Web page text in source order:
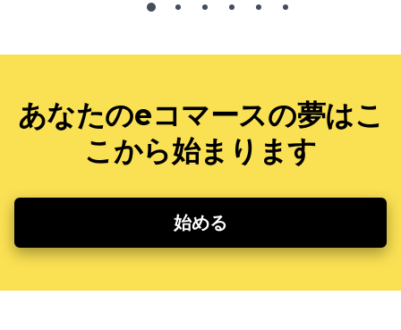
あなたのeコマースの夢はこ
こから始まります
始める